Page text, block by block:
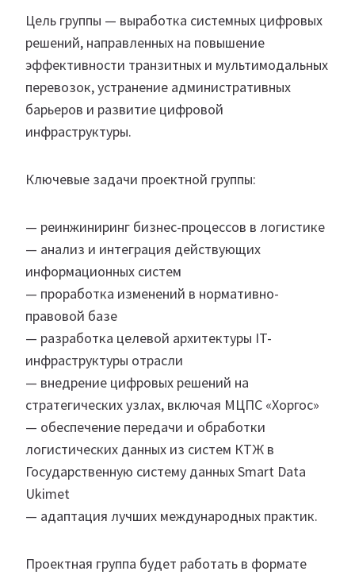
Цель группы — выработка системных цифровых
решений, направленных на повышение
эффективности транзитных и мультимодальных
перевозок, устранение административных
барьеров и развитие цифровой
инфраструктуры.
Ключевые задачи проектной группы:
— реинжиниринг бизнес-процессов в логистике
— анализ и интеграция действующих
информационных систем
— проработка изменений в нормативно-
правовой базе
— разработка целевой архитектуры IT-
инфраструктуры отрасли
— внедрение цифровых решений на
стратегических узлах, включая МЦПС «Хоргос»
— обеспечение передачи и обработки
логистических данных из систем КТЖ в
Государственную систему данных Smart Data
Ukimet
— адаптация лучших международных практик.
Проектная группа будет работать в формате